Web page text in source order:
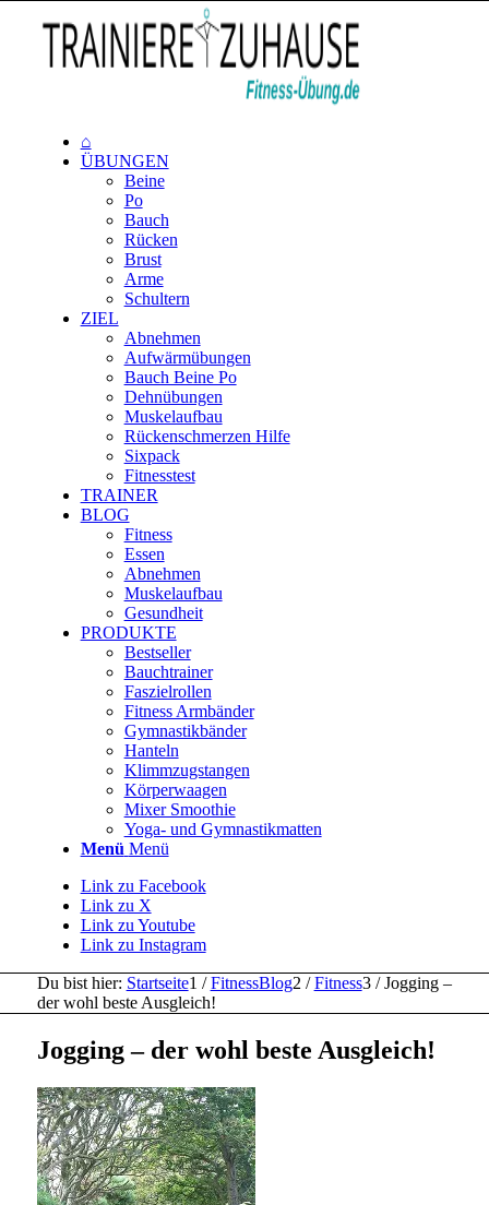
⌂
ÜBUNGEN
Beine
Po
Bauch
Rücken
Brust
Arme
Schultern
ZIEL
Abnehmen
Aufwärmübungen
Bauch Beine Po
Dehnübungen
Muskelaufbau
Rückenschmerzen Hilfe
Sixpack
Fitnesstest
TRAINER
BLOG
Fitness
Essen
Abnehmen
Muskelaufbau
Gesundheit
PRODUKTE
Bestseller
Bauchtrainer
Faszielrollen
Fitness Armbänder
Gymnastikbänder
Hanteln
Klimmzugstangen
Körperwaagen
Mixer Smoothie
Yoga- und Gymnastikmatten
Menü Menü
Link zu Facebook
Link zu X
Link zu Youtube
Link zu Instagram
Du bist hier: Startseite1 / FitnessBlog2 / Fitness3 / Jogging –
der wohl beste Ausgleich!
Jogging – der wohl beste Ausgleich!